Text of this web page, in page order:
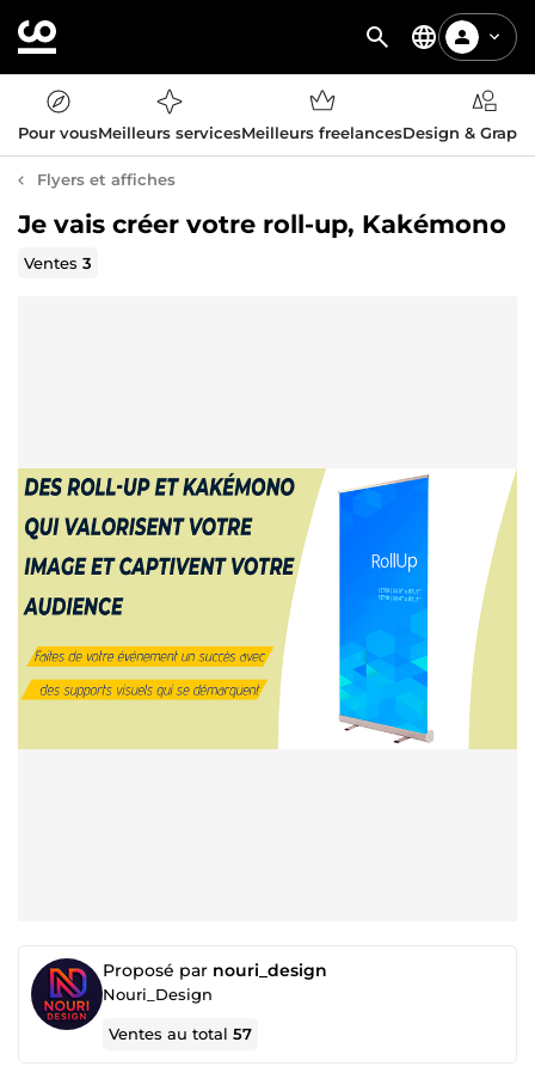
Pour vousMeilleurs servicesMeilleurs freelancesDesign &
Flyers et affiches
Je vais créer votre roll-up, Kakémono
Ventes3
Proposé par nouri_design
Nouri_Design
Ventes au total57